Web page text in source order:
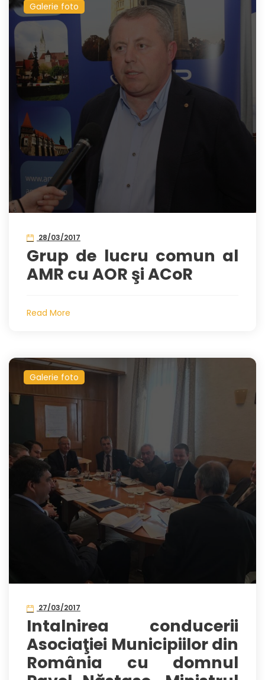
Galerie foto
28/03/2017
Grup de lucru comun al
AMR cu AOR şi ACoR
Read More
Galerie foto
27/03/2017
Intalnirea conducerii
Asociaţiei Municipiilor din
România cu domnul